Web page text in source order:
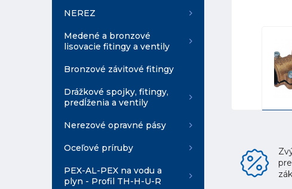
NEREZ
Medené a bronzové
lisovacie fitingy a ventily
Bronzové závitové fitingy
Drážkové spojky, fitingy,
predĺženia a ventily
Nerezové opravné pásy
Oceľové príruby
PEX-AL-PEX na vodu a
plyn - Profil TH-H-U-R